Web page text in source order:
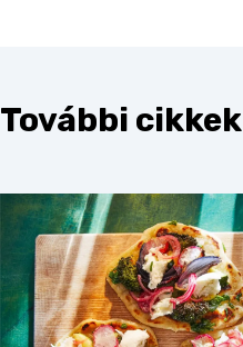
További cikkek